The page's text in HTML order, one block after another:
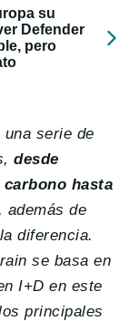
su
Defender
pero
una serie de
desde
hasta
además de
diferencia.
se basa en
I+D en este
principales